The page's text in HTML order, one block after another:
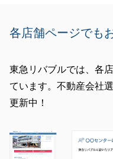
各店舗ページでも
東急リバブルでは、各
ています。不動産会社
更新中！